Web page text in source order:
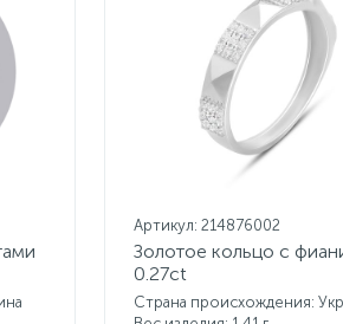
Артикул: 214876002
Золотое кольцо с
0.27ct
Страна происхождения: